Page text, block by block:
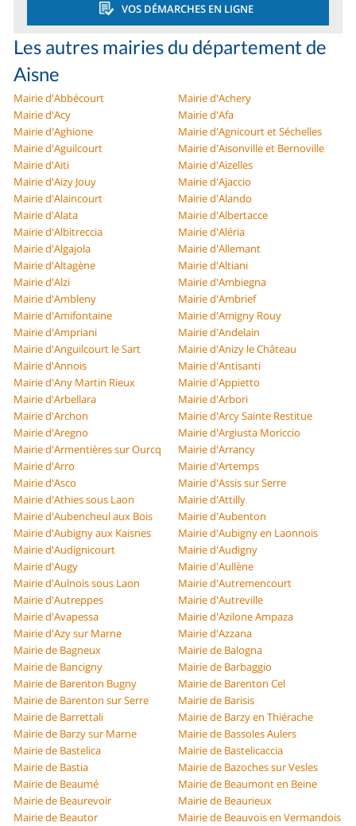
VOS DÉMARCHES EN LIGNE
Les autres mairies du département de
Aisne
Mairie d'Abbécourt
Mairie d'Achery
Mairie d'Acy
Mairie d'Afa
Mairie d'Aghione
Mairie d'Agnicourt et Séchelles
Mairie d'Aguilcourt
Mairie d'Aisonville et Bernoville
Mairie d'Aiti
Mairie d'Aizelles
Mairie d'Aizy Jouy
Mairie d'Ajaccio
Mairie d'Alaincourt
Mairie d'Alando
Mairie d'Alata
Mairie d'Albertacce
Mairie d'Albitreccia
Mairie d'Aléria
Mairie d'Algajola
Mairie d'Allemant
Mairie d'Altagène
Mairie d'Altiani
Mairie d'Alzi
Mairie d'Ambiegna
Mairie d'Ambleny
Mairie d'Ambrief
Mairie d'Amifontaine
Mairie d'Amigny Rouy
Mairie d'Ampriani
Mairie d'Andelain
Mairie d'Anguilcourt le Sart
Mairie d'Anizy le Château
Mairie d'Annois
Mairie d'Antisanti
Mairie d'Any Martin Rieux
Mairie d'Appietto
Mairie d'Arbellara
Mairie d'Arbori
Mairie d'Archon
Mairie d'Arcy Sainte Restitue
Mairie d'Aregno
Mairie d'Argiusta Moriccio
Mairie d'Armentières sur Ourcq
Mairie d'Arrancy
Mairie d'Arro
Mairie d'Artemps
Mairie d'Asco
Mairie d'Assis sur Serre
Mairie d'Athies sous Laon
Mairie d'Attilly
Mairie d'Aubencheul aux Bois
Mairie d'Aubenton
Mairie d'Aubigny aux Kaisnes
Mairie d'Aubigny en Laonnois
Mairie d'Audignicourt
Mairie d'Audigny
Mairie d'Augy
Mairie d'Aullène
Mairie d'Aulnois sous Laon
Mairie d'Autremencourt
Mairie d'Autreppes
Mairie d'Autreville
Mairie d'Avapessa
Mairie d'Azilone Ampaza
Mairie d'Azy sur Marne
Mairie d'Azzana
Mairie de Bagneux
Mairie de Balogna
Mairie de Bancigny
Mairie de Barbaggio
Mairie de Barenton Bugny
Mairie de Barenton Cel
Mairie de Barenton sur Serre
Mairie de Barisis
Mairie de Barrettali
Mairie de Barzy en Thiérache
Mairie de Barzy sur Marne
Mairie de Bassoles Aulers
Mairie de Bastelica
Mairie de Bastelicaccia
Mairie de Bastia
Mairie de Bazoches sur Vesles
Mairie de Beaumé
Mairie de Beaumont en Beine
Mairie de Beaurevoir
Mairie de Beaurieux
Mairie de Beautor
Mairie de Beauvois en Vermandois